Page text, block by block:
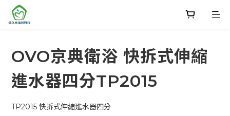
OVO京典衛浴 快拆式伸縮
進水器四分TP2015
TP2015 快拆式伸縮進水器四分